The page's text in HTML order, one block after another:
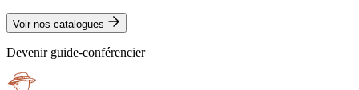
Voir nos catalogues
Devenir guide-conférencier